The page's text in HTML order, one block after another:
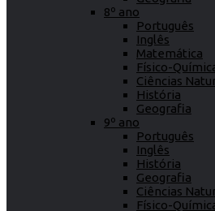
8º ano
Português
Inglês
Matemática
Físico-
Ciências
História
Geografia
9º ano
Português
Inglês
História
Geografia
Ciências
Físico-